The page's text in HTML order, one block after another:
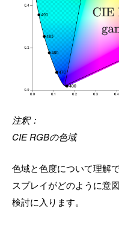
注釈：
CIE RGBの色域
色域と色度について理解
スプレイがどのように意
検討に入ります。